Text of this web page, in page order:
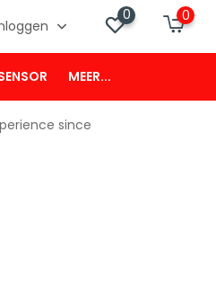
0 0
MEER...
since